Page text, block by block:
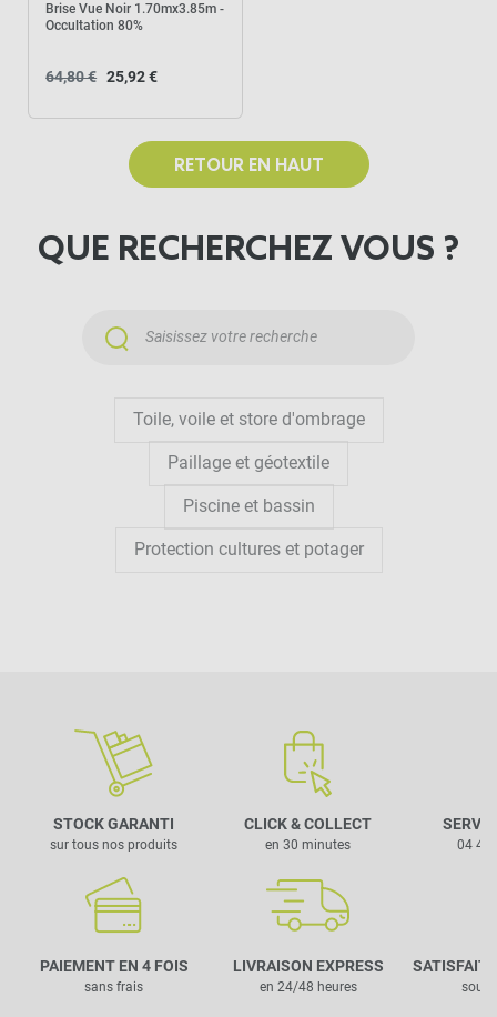
Brise Vue Noir 1.70mx3.85m -
Occultation 80%
64,80 € 25,92 €
RETOUR EN HAUT
QUE RECHERCHEZ VOUS ?
Toile, voile et store d'ombrage
Paillage et géotextile
Piscine et bassin
Protection cultures et potager
STOCK GARANTI
sur tous nos produits
CLICK & COLLECT
en 30 minutes
PAIEMENT EN 4 FOIS
sans frais
LIVRAISON EXPRESS
en 24/48 heures
04 42
SATISFAIT
sous